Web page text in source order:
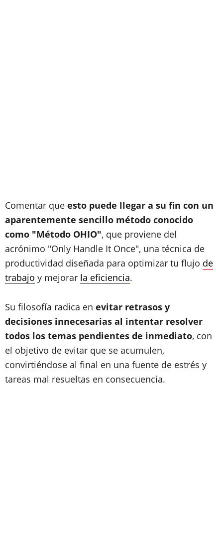
Comentar que esto puede llegar a su fin con un
aparentemente sencillo método conocido
como "Método OHIO", que proviene del
acrónimo "Only Handle It Once", una técnica de
productividad diseñada para optimizar tu flujo de
trabajo y mejorar la eficiencia.
Su filosofía radica en evitar retrasos y
decisiones innecesarias al intentar resolver
todos los temas pendientes de inmediato, con
el objetivo de evitar que se acumulen,
convirtiéndose al final en una fuente de estrés y
tareas mal resueltas en consecuencia.